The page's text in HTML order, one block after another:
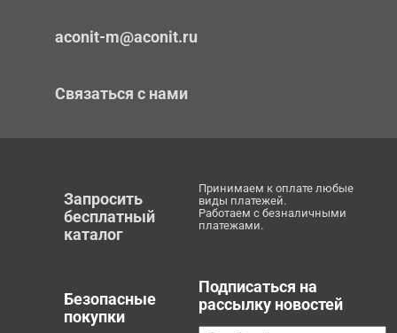
aconit-m@aconit.ru
Связаться с нами
Запросить
бесплатный
каталог
Принимаем к оплате любые
виды платежей.
Работаем с безналичными
платежами.
Безопасные
покупки
Подписаться на
рассылку новостей